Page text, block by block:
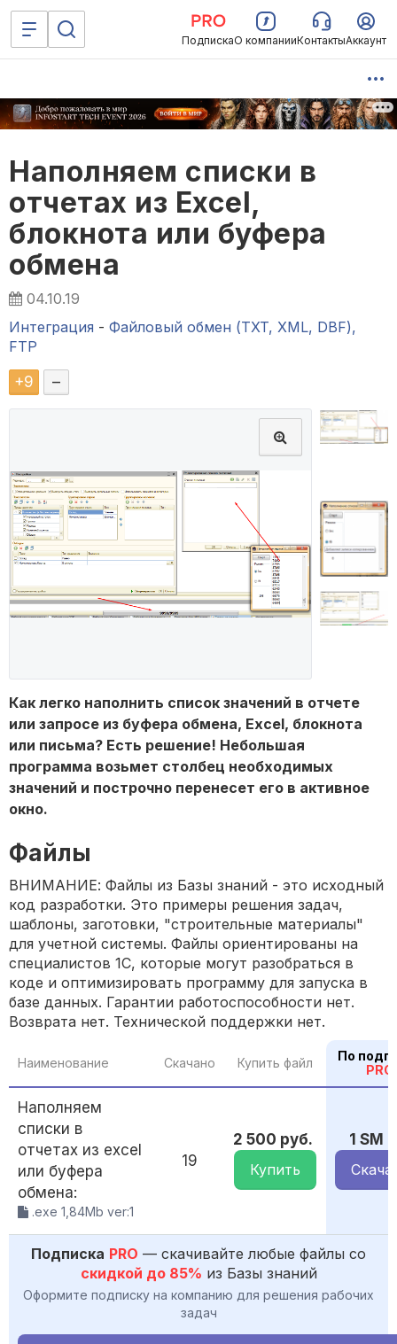
ПодпискаО компанииКонтактыАккаунт
Наполняем списки в
отчетах из Еxcel,
блокнота или буфера
обмена
04.10.19
Интеграция - Файловый обмен (TXT, XML, DBF),
FTP
+9 –
Как легко наполнить список значений в отчете
или запросе из буфера обмена, Еxcel, блокнота
или письма? Есть решение! Небольшая
программа возьмет столбец необходимых
значений и построчно перенесет его в активное
окно.
Файлы
ВНИМАНИЕ: Файлы из Базы знаний - это исходный
код разработки. Это примеры решения задач,
шаблоны, заготовки, "строительные материалы"
для учетной системы. Файлы ориентированы на
специалистов 1С, которые могут разобраться в
коде и оптимизировать программу для запуска в
базе данных. Гарантии работоспособности нет.
Возврата нет. Технической поддержки нет.
Наименование Скачано Купить файл
По
PRO
Наполняем
списки в
отчетах из excel
или буфера
обмена:
.exe 1,84Mb ver:1
19
2 500 руб.
Купить
1 SM
Подписка PRO — скачивайте любые файлы со
скидкой до 85% из Базы знаний
Оформите подписку на компанию для решения рабочих
задач